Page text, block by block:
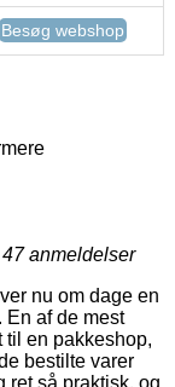
Besøg webshop
47anmeldelser
nu om dage en
af de mest
en pakkeshop,
bestilte varer
ret så praktisk, og